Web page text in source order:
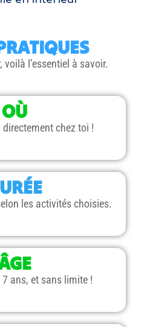
voilà l’essentiel à savoir.
OÙ
directement chez toi !
les activités choisies.
ans, et sans limite !